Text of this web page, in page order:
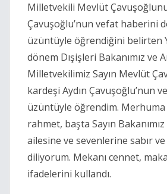
Milletvekili Mevlüt
Çavuşoğlu’nun vefat haberini
üzüntüyle öğrendiğini belirten
dönem Dışişleri Bakanımız ve
Milletvekilimiz Sayın Mevlüt
kardeşi Aydın Çavuşoğlu’nun
üzüntüyle öğrendim. Merhuma
rahmet, başta Sayın
ailesine ve sevenlerine sabır ve
diliyorum. Mekanı cennet,
ifadelerini kullandı.